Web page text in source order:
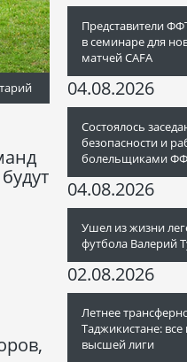
Представители
в семинаре для
матчей CAFA
04.08.2026
Состоялось
безопасности и
болельщиками
04.08.2026
Ушел из жизни
футбола Валерий
02.08.2026
Летнее
Таджикистане:
высшей лиги